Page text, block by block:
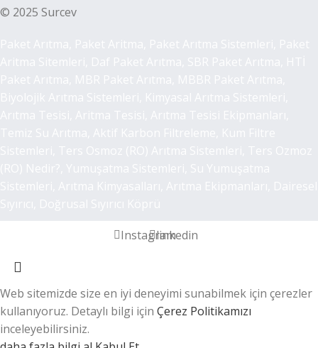
© 2025 Surcev
Instagramlinkedin
Web sitemizde size en iyi deneyimi sunabilmek için çerezler
kullanıyoruz. Detaylı bilgi için Çerez Politikamızı
inceleyebilirsiniz.